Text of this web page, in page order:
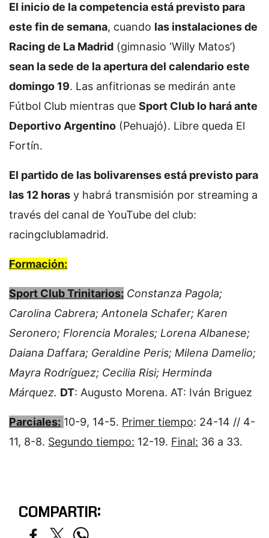
El inicio de la competencia está previsto para
este fin de semana, cuando las instalaciones de
Racing de La Madrid (gimnasio ‘Willy Matos’)
sean la sede de la apertura del calendario este
domingo 19. Las anfitrionas se medirán ante
Fútbol Club mientras que Sport Club lo hará ante
Deportivo Argentino (Pehuajó). Libre queda El
Fortín.
El partido de las bolivarenses está previsto para
las 12 horas y habrá transmisión por streaming a
través del canal de YouTube del club:
racingclublamadrid.
Formación:
Sport Club Trinitarios: Constanza Pagola;
Carolina Cabrera; Antonela Schafer; Karen
Seronero; Florencia Morales; Lorena Albanese;
Daiana Daffara; Geraldine Peris; Milena Damelio;
Mayra Rodríguez; Cecilia Risi; Herminda
Márquez. DT: Augusto Morena. AT: Iván Briguez
Parciales: 10-9, 14-5. Primer tiempo: 24-14 // 4-
11, 8-8. Segundo tiempo: 12-19. Final: 36 a 33.
COMPARTIR: